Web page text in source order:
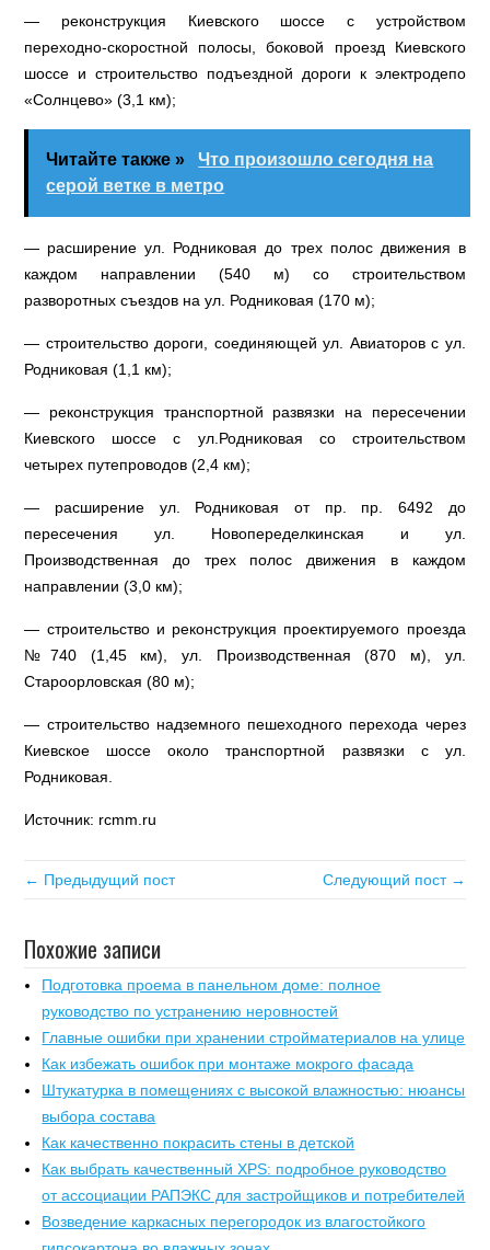
— реконструкция Киевского шоссе с устройством
переходно-скоростной полосы, боковой проезд Киевского
шоссе и строительство подъездной дороги к электродепо
«Солнцево» (3,1 км);
Читайте также »
Что произошло сегодня на
серой ветке в метро
— расширение ул. Родниковая до трех полос движения в
каждом направлении (540 м) со строительством
разворотных съездов на ул. Родниковая (170 м);
— строительство дороги, соединяющей ул. Авиаторов с ул.
Родниковая (1,1 км);
— реконструкция транспортной развязки на пересечении
Киевского шоссе с ул.Родниковая со строительством
четырех путепроводов (2,4 км);
— расширение ул. Родниковая от пр. пр. 6492 до
пересечения ул. Новопеределкинская и ул.
Производственная до трех полос движения в каждом
направлении (3,0 км);
— строительство и реконструкция проектируемого проезда
№740 (1,45 км), ул. Производственная (870 м), ул.
Староорловская (80 м);
— строительство надземного пешеходного перехода через
Киевское шоссе около транспортной развязки с ул.
Родниковая.
Источник: rcmm.ru
← Предыдущий пост Следующий пост →
Похожие записи
Подготовка проема в панельном доме: полное
руководство по устранению неровностей
Главные ошибки при хранении стройматериалов на улице
Как избежать ошибок при монтаже мокрого фасада
Штукатурка в помещениях с высокой влажностью: нюансы
выбора состава
Как качественно покрасить стены в детской
Как выбрать качественный XPS: подробное руководство
от ассоциации РАПЭКС для застройщиков и потребителей
Возведение каркасных перегородок из влагостойкого